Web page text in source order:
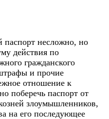
паспорт несложно, но
действия по
гражданского
и прочие
отношение к
поберечь паспорт от
злоумышленников,
на его последующее